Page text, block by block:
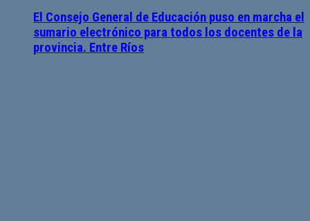
El Consejo General de Educación puso en marcha el
sumario electrónico para todos los docentes de la
provincia. Entre Ríos